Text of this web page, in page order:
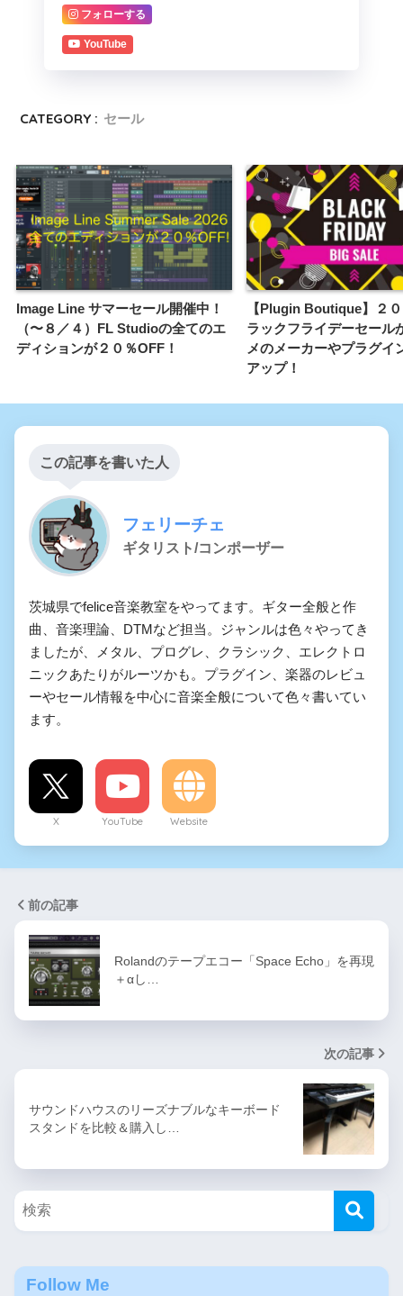
フォローする
YouTube
CATEGORY : セール
Image Line サマーセール開催中！
（〜８／４）FL Studioの全てのエ
ディションが２０％OFF！
【Plugin Boutique】２
ラックフライデーセール
メのメーカーやプラグイ
アップ！
この記事を書いた人
フェリーチェ
ギタリスト/コンポーザー
茨城県でfelice音楽教室をやってます。ギター全般と作
曲、音楽理論、DTMなど担当。ジャンルは色々やってき
ましたが、メタル、プログレ、クラシック、エレクトロ
ニックあたりがルーツかも。プラグイン、楽器のレビュ
ーやセール情報を中心に音楽全般について色々書いてい
ます。
X YouTube Website
前の記事
Rolandのテープエコー「Space Echo」を再現
＋αし…
次の記事
サウンドハウスのリーズナブルなキーボード
スタンドを比較＆購入し…
Follow Me